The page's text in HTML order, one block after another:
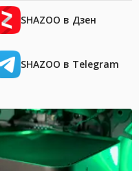
SHAZOO в Дзен
SHAZOO в Telegram